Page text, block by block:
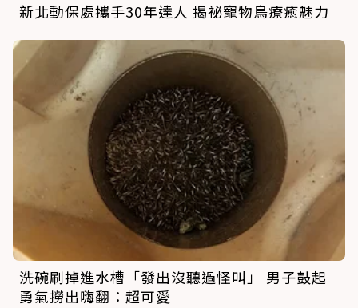
新北動保處攜手30年達人 揭祕寵物鳥療癒魅力
洗碗刷掉進水槽「發出沒聽過怪叫」 男子鼓起
勇氣撈出嗨翻：超可愛